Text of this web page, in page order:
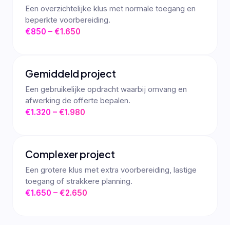
Een overzichtelijke klus met normale toegang en
beperkte voorbereiding.
€850 – €1.650
Gemiddeld project
Een gebruikelijke opdracht waarbij omvang en
afwerking de offerte bepalen.
€1.320 – €1.980
Complexer project
Een grotere klus met extra voorbereiding, lastige
toegang of strakkere planning.
€1.650 – €2.650